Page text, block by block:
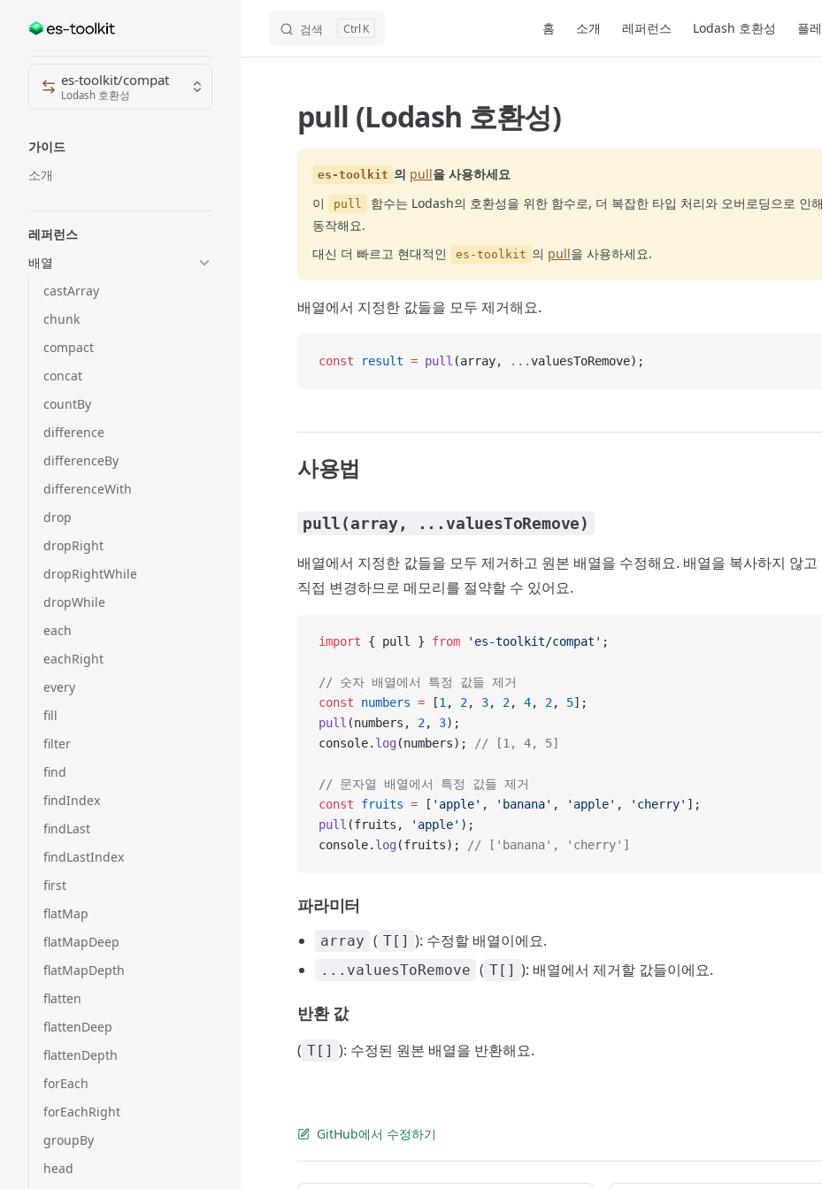
Skip to content 검색 K 홈 소개 레퍼런스 Lodash 호환성 플
Sidebar Navigation
es-toolkit/compat
Lodash 호환성
가이드
소개
레퍼런스
배열
castArray
chunk
compact
concat
countBy
difference
differenceBy
differenceWith
drop
dropRight
dropRightWhile
dropWhile
each
eachRight
every
fill
filter
find
findIndex
findLast
findLastIndex
first
flatMap
flatMapDeep
flatMapDepth
flatten
flattenDeep
flattenDepth
forEach
forEachRight
groupBy
head
pull (Lodash 호환성)
es-toolkit 의 pull을 사용하세요
이
pull
함수는 Lodash의 호환성을 위한 함수로, 더 복잡한 타입 처리와 오버로딩으로 인
동작해요.
대신 더 빠르고 현대적인
es-toolkit 의 pull을 사용하세요.
배열에서 지정한 값들을 모두 제거해요.
const result = pull (array, ...valuesToRemove);
사용법
pull(array, ...valuesToRemove)
배열에서 지정한 값들을 모두 제거하고 원본 배열을 수정해요. 배열을 복사하지 않고
직접 변경하므로 메모리를 절약할 수 있어요.
import { pull } from 'es-toolkit/compat' ;
// 숫자 배열에서 특정 값들 제거
const numbers = [1 , 2, 3, 2, 4, 2, 5];
pull (numbers, 2, 3);
console. log (numbers); // [1, 4, 5]
// 문자열 배열에서 특정 값들 제거
const fruits = [ 'apple' , 'banana' , 'apple' , 'cherry' ];
pull (fruits, 'apple' );
console. log (fruits); // ['banana', 'cherry']
파라미터
array ( T[] ): 수정할 배열이에요.
...valuesToRemove ( T[] ): 배열에서 제거할 값들이에요.
반환 값
( T[] ): 수정된 원본 배열을 반환해요.
GitHub에서 수정하기